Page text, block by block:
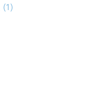
(1)